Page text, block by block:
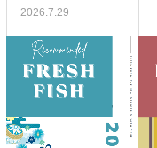
2026.7.29